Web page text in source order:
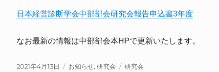
日本経営診断学会中部部会研究会報告申込書3年度
なお最新の情報は中部部会本HPで更新いたします。
投
2021年4月13日
カ
お知らせ,研究会
タ
研究会